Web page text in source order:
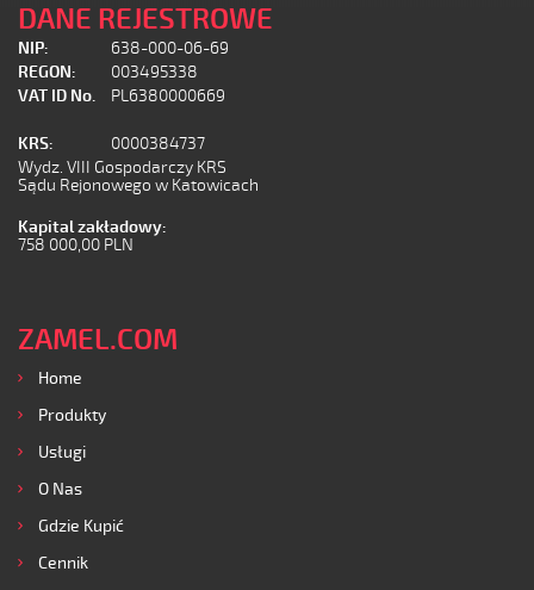
DANE REJESTROWE
NIP:
638-000-06-69
REGON:
003495338
VAT ID No.
PL6380000669
KRS:
0000384737
Wydz. VIII Gospodarczy KRS
Sądu Rejonowego w Katowicach
Kapital zakładowy:
758 000,00 PLN
ZAMEL.COM
Home
Produkty
Usługi
O Nas
Gdzie Kupić
Cennik